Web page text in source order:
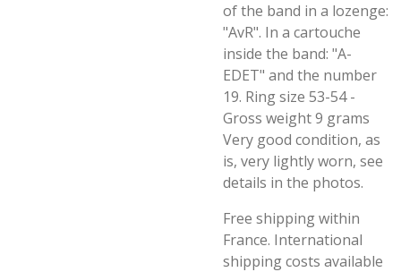
of the band in a lozenge:
"AvR". In a cartouche
inside the band: "A-
EDET" and the number
19. Ring size 53-54 -
Gross weight 9 grams
Very good condition, as
is, very lightly worn, see
details in the photos.
Free shipping within
France. International
shipping costs available